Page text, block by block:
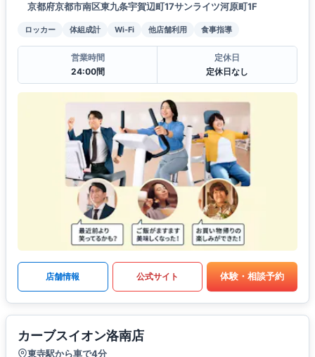
京都府京都市南区東九条宇賀辺町17サンライツ河原町1F
ロッカー 体組成計 Wi-Fi 他店舗利用 食事指導
営業時間
24:00間
定休日
定休日なし
店舗情報 公式サイト 体験・相談予約
カーブスイオン洛南店
東寺駅から車で4分